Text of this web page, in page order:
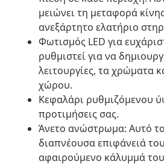
μειώνει τη μεταφορά
ανεξάρτητο ελατήριο
Φωτισμός LED για
ρυθμιστεί για να
λειτουργίες, τα χρώματα
χώρου.
Κεφαλάρι ρυθμιζόμενου
προτιμήσεις σας.
Άνετο ανώστρωμα: Αυτό
διαπνέουσα επιφάνειά
αφαιρούμενο κάλυμμά